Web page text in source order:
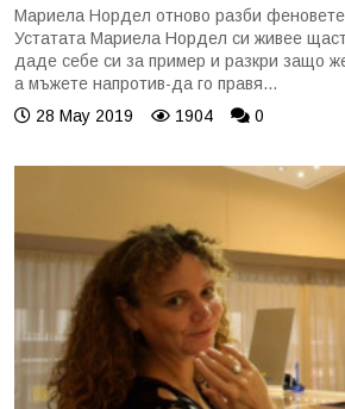
Мариела Нордел отново разби феновете
Устатата Мариела Нордел си живее
даде себе си за пример и разкри защо
а мъжете напротив-да го правя...
28 May 2019
1904 0